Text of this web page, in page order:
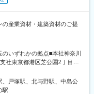
の産業資材・建築資材のご提
いずれかの拠点■本社神奈川
社東京都港区芝公園2丁目4
区南７条西１丁目２１－１■
舞2丁目17番22号■さいたま
2丁目2番11号※受動喫煙対
戸塚駅、北与野駅、中島公
駅